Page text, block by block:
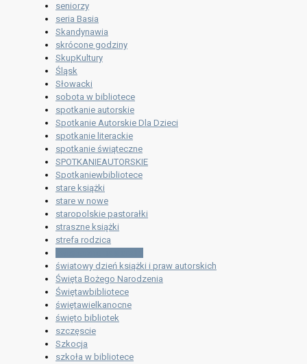
seniorzy
seria Basia
Skandynawia
skrócone godziny
SkupKultury
Śląsk
Słowacki
sobota w bibliotece
spotkanie autorskie
Spotkanie Autorskie Dla Dzieci
spotkanie literackie
spotkanie świąteczne
SPOTKANIEAUTORSKIE
Spotkaniewbibliotece
stare książki
stare w nowe
staropolskie pastorałki
straszne książki
strefa rodzica
światowy dzień książki i praw autorskich
Święta Bożego Narodzenia
Świętawbibliotece
świętawielkanocne
święto bibliotek
szczęscie
Szkocja
szkoła w bibliotece